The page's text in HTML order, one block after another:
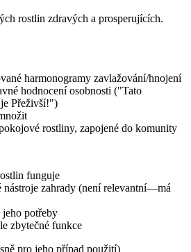
rostlin zdravých a prosperujících.
harmonogramy zavlažování/hnojení
hodnocení osobnosti ("Tato
Přeživší!")
rostliny, zapojené do komunity
funguje
nástroje zahrady (není relevantní—má
potřeby
zbytečné funkce
pro jeho případ použití)